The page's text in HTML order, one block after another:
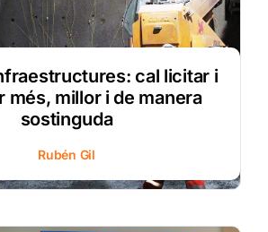
cal licitar i
més, millor i de manera
sostinguda
Rubén Gil